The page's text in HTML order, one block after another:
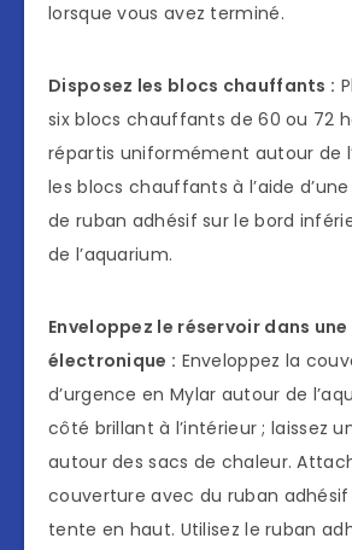
lorsque vous avez terminé.
Disposez les blocs chauffants :
six blocs chauffants de 60 ou 72
répartis uniformément autour de
les blocs chauffants à l’aide
de ruban adhésif sur le bord
de l’aquarium.
Enveloppez le réservoir dans
électronique : Enveloppez la
d’urgence en Mylar autour de
côté brillant à l’intérieur ; laissez
autour des sacs de chaleur.
couverture avec du ruban
tente en haut. Utilisez le ruban